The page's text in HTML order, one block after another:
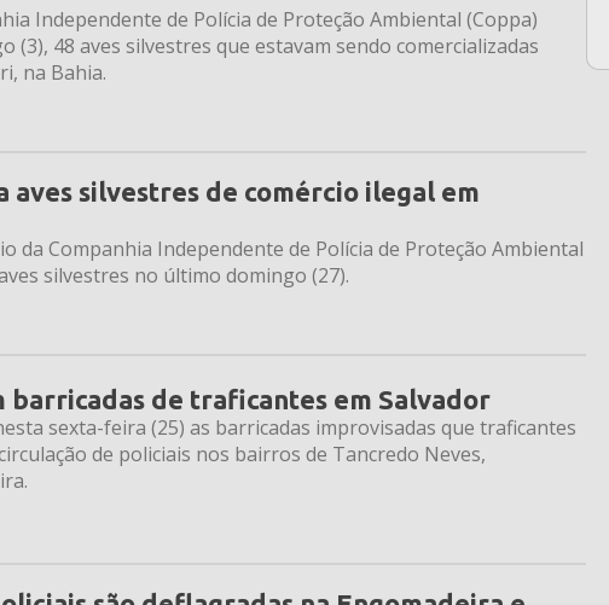
Independente de Polícia de Proteção Ambiental (Coppa)
(3), 48 aves silvestres que estavam sendo comercializadas
na Bahia.
aves silvestres de comércio ilegal em
da Companhia Independente de Polícia de Proteção Ambiental
silvestres no último domingo (27).
barricadas de traficantes em Salvador
sexta-feira (25) as barricadas improvisadas que traficantes
de policiais nos bairros de Tancredo Neves,